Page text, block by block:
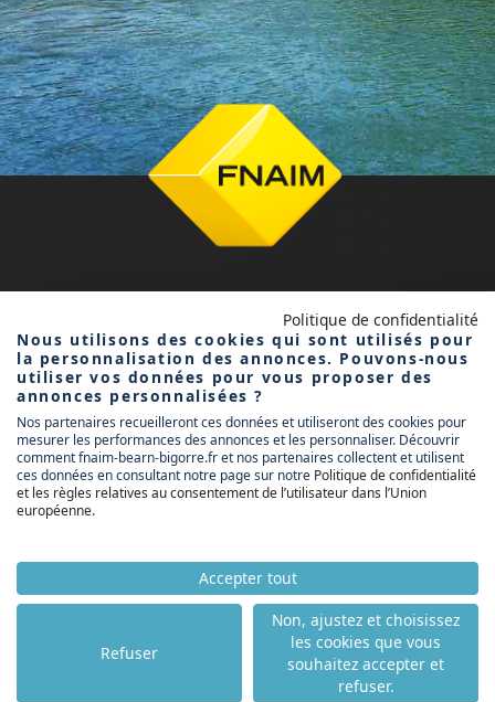
FNAIM BÉARN
BIGORRE
ACCUEIL
ACHETER
NOS PARTENAIRES
NOS AGENCES
NOS ACTUALITÉS
NOS COMPÉTENCES
Politique de confidentialité
Nous utilisons des cookies qui sont utilisés pour
la personnalisation des annonces. Pouvons-nous
utiliser vos données pour vous proposer des
annonces personnalisées ?
Nos partenaires recueilleront ces données et utiliseront des cookies pour
mesurer les performances des annonces et les personnaliser. Découvrir
comment fnaim-bearn-bigorre.fr et nos partenaires collectent et utilisent
ces données en consultant notre page sur notre Politique de confidentialité
et les règles relatives au consentement de l’utilisateur dans l’Union
européenne.
Accepter tout
Refuser
Non, ajustez et choisissez
les cookies que vous
souhaitez accepter et
refuser.